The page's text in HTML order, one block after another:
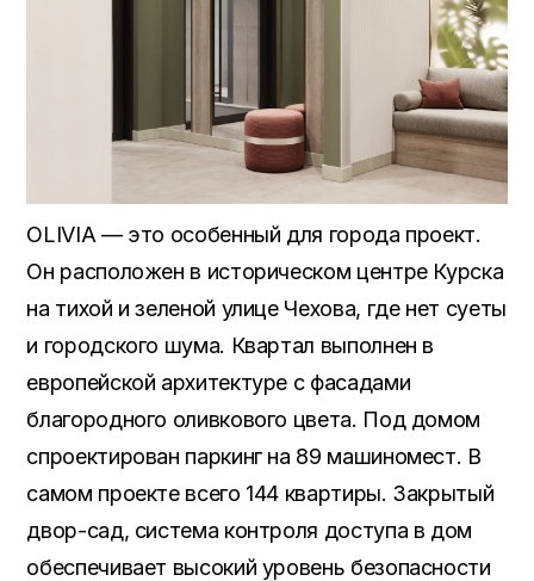
OLIVIA — это особенный для города проект.
Он расположен в историческом центре Курска
на тихой и зеленой улице Чехова, где нет суеты
и городского шума. Квартал выполнен в
европейской архитектуре с фасадами
благородного оливкового цвета. Под домом
спроектирован паркинг на 89 машиномест. В
самом проекте всего 144 квартиры. Закрытый
двор-сад, система контроля доступа в дом
обеспечивает высокий уровень безопасности